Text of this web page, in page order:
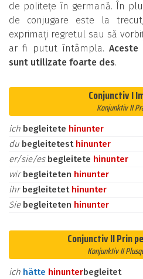
de politețe în germană. În
de conjugare este la
exprimați regretul sau să
ar fi putut întâmpla.
sunt utilizate foarte des.
Conjunctiv I
Konjunktiv II
ich begleitete hinunter
du begleitetest hinunter
er/sie/es begleitete hinunter
wirbegleiteten hinunter
ihrbegleitetet hinunter
Sie begleiteten hinunter
Conjunctiv II Prin
Konjunktiv II
ich hätte hinunterbegleitet